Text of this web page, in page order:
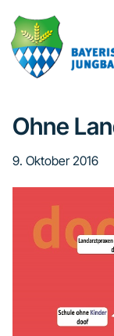
Inhalt
springen
Seitenspalte
springen
Fußzeile
springen
Ohne
9. Oktober 2016